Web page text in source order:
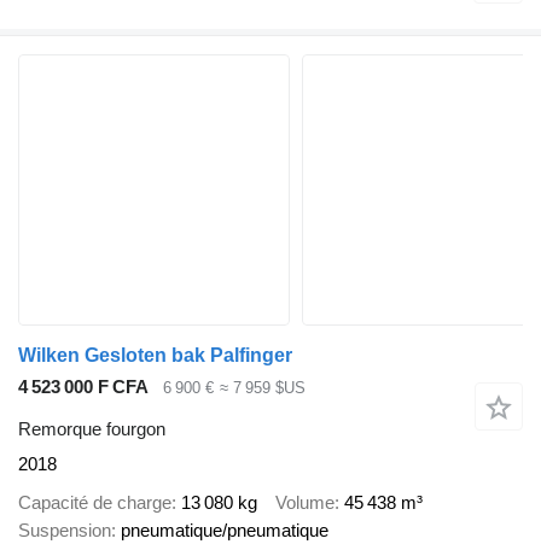
Wilken Gesloten bak Palfinger
4 523 000 F CFA
6 900 € ≈ 7 959 $US
Remorque fourgon
2018
Capacité de charge 13 080 kg Volume 45 438 m³
Suspension pneumatique/pneumatique